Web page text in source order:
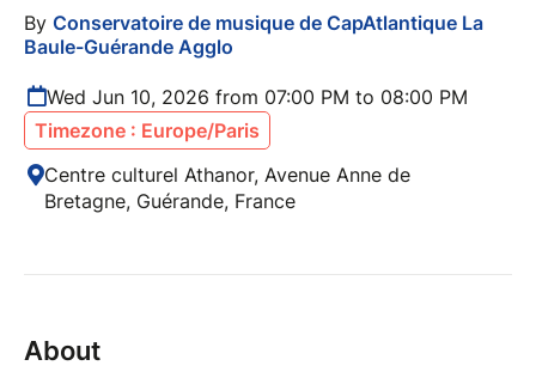
By Conservatoire de musique de CapAtlantique La
Baule-Guérande Agglo
Wed Jun 10, 2026 from 07:00 PM to 08:00 PM
Timezone : Europe/Paris
Centre culturel Athanor, Avenue Anne de
Bretagne, Guérande, France
About